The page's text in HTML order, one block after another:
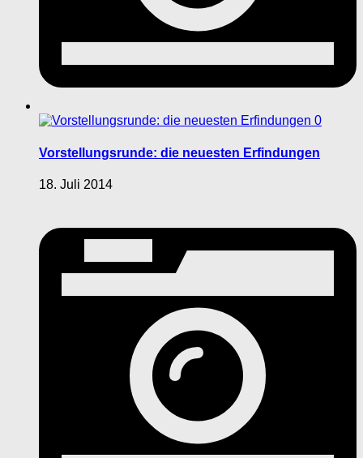
0
Vorstellungsrunde: die neuesten Erfindungen
18. Juli 2014